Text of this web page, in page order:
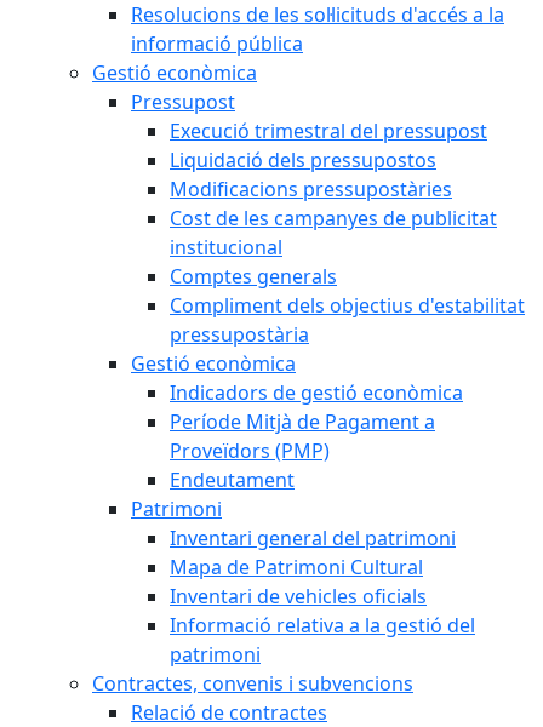
Resolucions de les sol·licituds d'accés a la
informació pública
Gestió econòmica
Pressupost
Execució trimestral del pressupost
Liquidació dels pressupostos
Modificacions pressupostàries
Cost de les campanyes de publicitat
institucional
Comptes generals
Compliment dels objectius d'estabilitat
pressupostària
Gestió econòmica
Indicadors de gestió econòmica
Període Mitjà de Pagament a
Proveïdors (PMP)
Endeutament
Patrimoni
Inventari general del patrimoni
Mapa de Patrimoni Cultural
Inventari de vehicles oficials
Informació relativa a la gestió del
patrimoni
Contractes, convenis i subvencions
Relació de contractes